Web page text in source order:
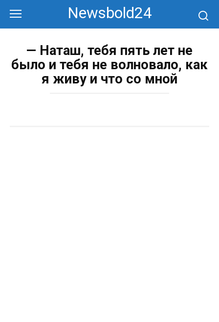
контенту
Newsbold24
— Наташ, тебя пять лет не
было и тебя не волновало, как
я живу и что со мной